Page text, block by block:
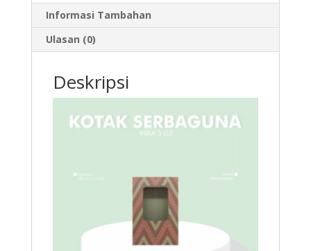
Informasi Tambahan
Ulasan (0)
Deskripsi